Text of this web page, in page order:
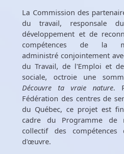
La Commission des
du travail, responsale
développement et de
compétences de la
administré conjointement
du Travail, de l'Emploi et
sociale, octroie une
Découvre ta vraie nature.
Fédération des centres de
du Québec, ce projet est
cadre du Programme de
collectif des
d'œuvre.